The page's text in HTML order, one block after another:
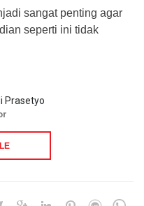
sangat penting agar
seperti ini tidak
Prasetyo